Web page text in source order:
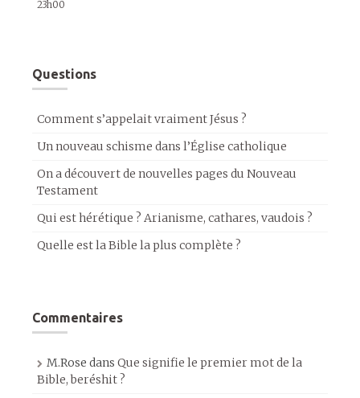
23h00
Questions
Comment s’appelait vraiment Jésus ?
Un nouveau schisme dans l’Église catholique
On a découvert de nouvelles pages du Nouveau
Testament
Qui est hérétique ? Arianisme, cathares, vaudois ?
Quelle est la Bible la plus complète ?
Commentaires
M.Rose dans Que signifie le premier mot de la
Bible, beréshit ?